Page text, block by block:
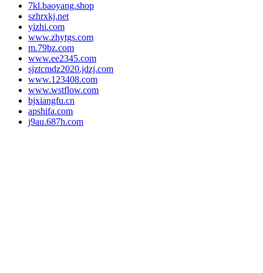
7kl.baoyang.shop
szhrxkj.net
yizhi.com
www.zhytgs.com
m.79bz.com
www.ee2345.com
sjztcmdz2020.jdzj.com
www.123408.com
www.wstflow.com
bjxiangfu.cn
apshifa.com
j9au.687h.com